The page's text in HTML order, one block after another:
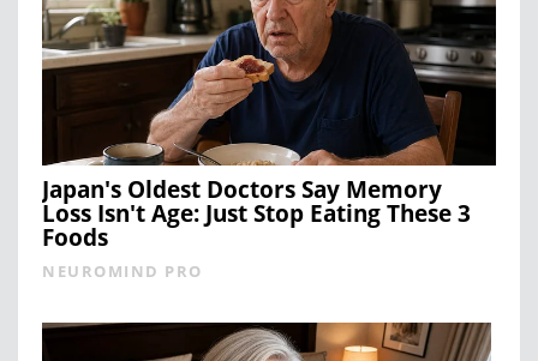
Japan's Oldest Doctors Say Memory
Loss Isn't Age: Just Stop Eating These 3
Foods
NEUROMIND PRO